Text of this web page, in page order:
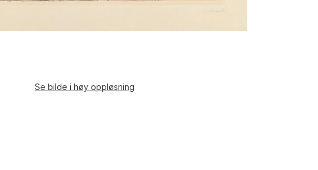
Se bilde i høy oppløsning